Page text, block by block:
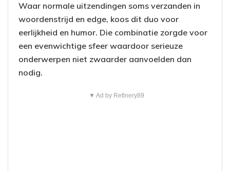
Waar normale uitzendingen soms verzanden in
woordenstrijd en edge, koos dit duo voor
eerlijkheid en humor. Die combinatie zorgde voor
een evenwichtige sfeer waardoor serieuze
onderwerpen niet zwaarder aanvoelden dan
nodig.
▼ Ad by Refinery89